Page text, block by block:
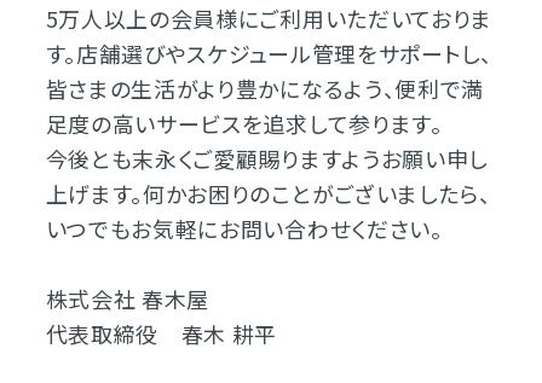
5万人以上の会員様にご利用いただいておりま
す。店舗選びやスケジュール管理をサポートし、
皆さまの生活がより豊かになるよう、便利で満
足度の高いサービスを追求して参ります。
今後とも末永くご愛顧賜りますようお願い申し
上げます。何かお困りのことがございましたら、
いつでもお気軽にお問い合わせください。
株式会社 春木屋
代表取締役 春木 耕平